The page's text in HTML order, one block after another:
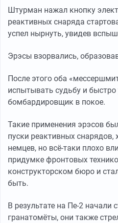
Штурман нажал кнопку
реактивных снаряда
успел нырнуть, увидев
Эрэсы взорвались,
После этого оба
испытывать судьбу и
бомбардировщик в покое.
Такие применения эрэсов
пуски реактивных снарядов,
немцев, но всё-таки плохо
придумке фронтовых
конструкторском бюро и
быть.
В результате на Пе-2 начали
гранатомёты, они также